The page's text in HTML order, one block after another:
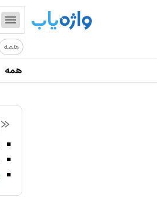
همه
همه
«backlog»